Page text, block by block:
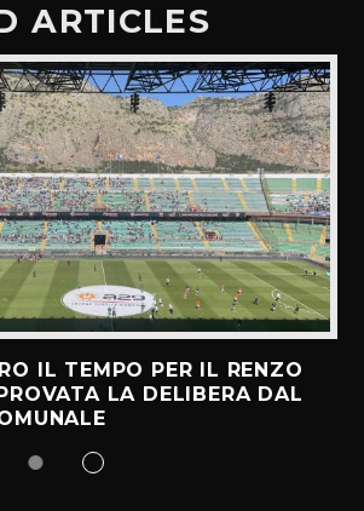
ARTICLES
IL TEMPO PER IL RENZO
LA DELIBERA DAL